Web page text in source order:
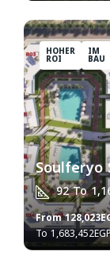
HOHER
ROI
IM
BAU
Soulferyo
92 To
From